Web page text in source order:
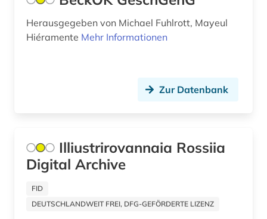
agrarkultur (1)
agrarsektor (1)
agrarsoziologie (2)
Herausgegeben von Michael Fuhlrott, Mayeul
Hiéramente Mehr Informationen
Zur Datenbank
Illiustrirovannaia Rossiia
Digital Archive
FID
DEUTSCHLANDWEIT FREI, DFG-GEFÖRDERTE LIZENZ